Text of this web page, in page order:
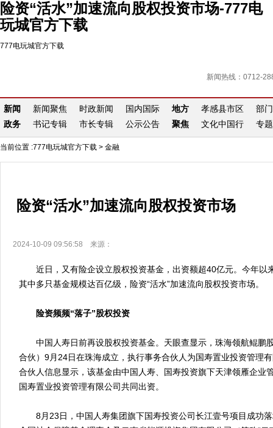
险资“活水”加速流向股权投资市场-777电
玩城官方下载
777电玩城官方下载
新闻热线：0712-
新闻 新闻聚焦 时政新闻 国内国际 地方 孝感县市区
部门
政务
书记专辑 市长专辑 公示公告 聚焦 文化中国行 专题
当前位置 :777电玩城官方下载 > 金融
险资“活水”加速流向股权投资市场
2024-10-09 09:56:58 来源：
近日，又有险企设立股权投资基金，出资额超40亿元。今年以
其中多只基金规模达百亿级，险资“活水”加速流向股权投资市场。
险资频频“落子”股权投资
中国人寿日前再设股权投资基金。天眼查显示，珠海领航鲲鹏
合伙）9月24日在珠海成立，执行事务合伙人为国寿置业投资管理
合伙人信息显示，该基金由中国人寿、国寿投资旗下天津领雁企业
国寿置业投资管理有限公司共同出资。
8月23日，中国人寿集团旗下国寿投资公司长江壹号项目成功落